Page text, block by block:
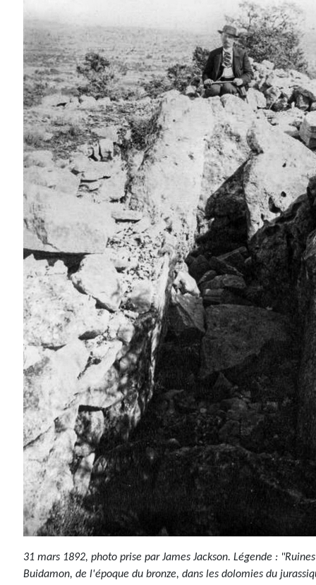
31 mars 1892, photo prise par James Jackson. Légende :
Buidamon, de l'époque du bronze, dans les dolomies du